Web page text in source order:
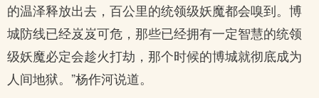
的温泽释放出去，百公里的统领级妖魔都会嗅到。博
城防线已经岌岌可危，那些已经拥有一定智慧的统领
级妖魔必定会趁火打劫，那个时候的博城就彻底成为
人间地狱。”杨作河说道。